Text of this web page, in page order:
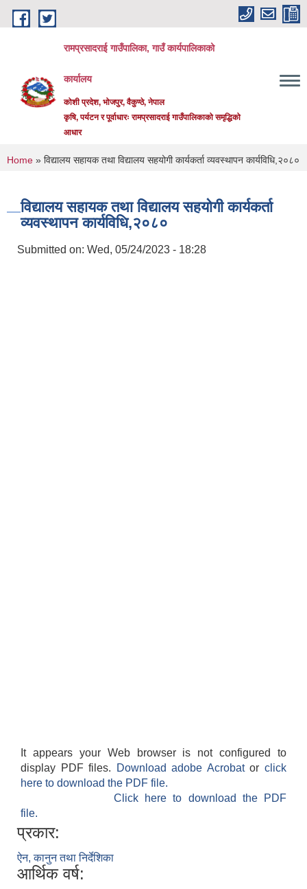
Skip to main content
रामप्रसादराई गाउँपालिका, गाउँ कार्यपालिकाको
कार्यालय
कोशी प्रदेश, भोजपुर, वैकुण्ठे, नेपाल
कृषि, पर्यटन र पूर्वाधारः रामप्रसादराई गाउँपालिकाको समृद्धिको
आधार
You are here
Home » विद्यालय सहायक तथा विद्यालय सहयोगी कार्यकर्ता व्यवस्थापन कार्यविधि,२०८०
विद्यालय सहायक तथा विद्यालय सहयोगी कार्यकर्ता
व्यवस्थापन कार्यविधि,२०८०
Submitted on: Wed, 05/24/2023 - 18:28
It appears your Web browser is not configured to
display PDF files.
Download adobe Acrobatorclick
here to download the PDF file.
Click here to download the PDF
file.
प्रकार:
ऐन, कानुन तथा निर्देशिका
आर्थिक वर्ष: